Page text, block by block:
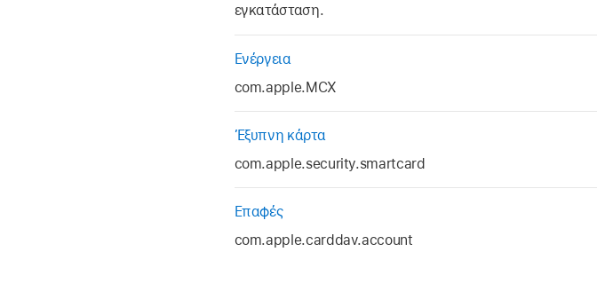
εγκατάσταση.
Ενέργεια
com.apple.MCX
Έξυπνη κάρτα
com.apple.security.smartcard
Επαφές
com.apple.carddav.account